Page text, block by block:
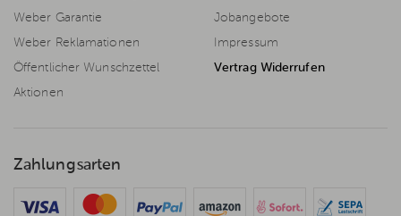
Weber Garantie
Weber Reklamationen
Öffentlicher Wunschzettel
Aktionen
Jobangebote
Impressum
Vertrag Widerrufen
Zahlungsarten